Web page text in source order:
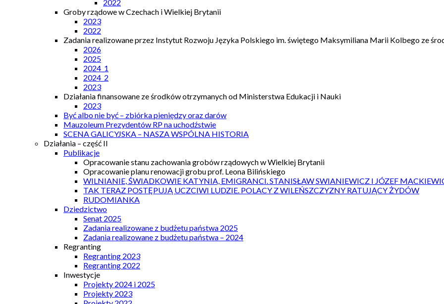
2022
Groby rządowe w Czechach i Wielkiej Brytanii
2023
2022
Zadania realizowane przez Instytut Rozwoju Języka Polskiego im. świętego Maksymiliana Marii Kolbego ze
2026
2025
2024_1
2024_2
2023
Działania finansowane ze środków otrzymanych od Ministerstwa Edukacji i Nauki
2023
Być albo nie być – zbiórka pieniędzy oraz darów
Mauzoleum Prezydentów RP na uchodźstwie
SCENA GALICYJSKA – NASZA WSPÓLNA HISTORIA
Działania – część II
Publikacje
Opracowanie stanu zachowania grobów rządowych w Wielkiej Brytanii
Opracowanie planu renowacji grobu prof. Leona Bilińskiego
WILNIANIE, ŚWIADKOWIE KATYNIA, EMIGRANCI. STANISŁAW SWIANIEWICZ I JÓZEF
TAK TERAZ POSTĘPUJĄ UCZCIWI LUDZIE. POLACY Z WILEŃSZCZYZNY RATUJĄCY ŻYDÓW
RUDOMIANKA
Dziedzictwo
Senat 2025
Zadania realizowane z budżetu państwa 2025
Zadania realizowane z budżetu państwa – 2024
Regranting
Regranting 2023
Regranting 2022
Inwestycje
Projekty 2024 i 2025
Projekty 2023